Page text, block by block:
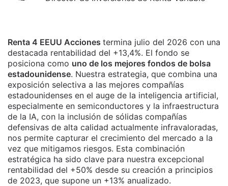
Renta 4 EEUU Acciones termina julio del 2026 con una
destacada rentabilidad del +13,4%. El fondo se
posiciona como uno de los mejores fondos de bolsa
estadounidense. Nuestra estrategia, que combina una
exposición selectiva a las mejores compañías
estadounidenses en el auge de la inteligencia artificial,
especialmente en semiconductores y la infraestructura
de la IA, con la inclusión de sólidas compañías
defensivas de alta calidad actualmente infravaloradas,
nos permite capturar el crecimiento del mercado a la
vez que mitigamos riesgos. Esta combinación
estratégica ha sido clave para nuestra excepcional
rentabilidad del +50% desde su creación a principios
de 2023, que supone un +13% anualizado.